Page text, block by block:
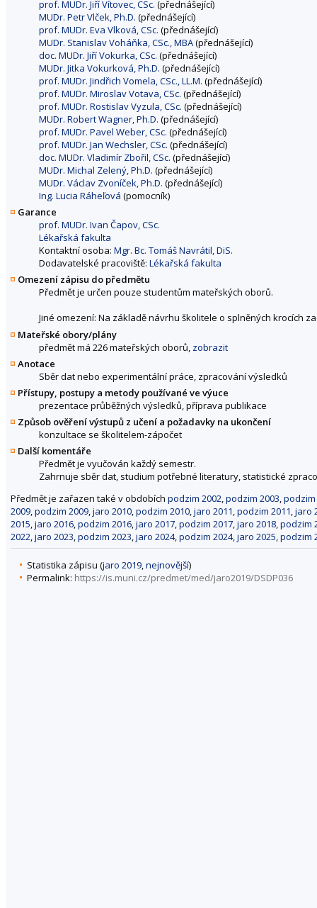
prof. MUDr. Jiří Vítovec, CSc. (přednášející)
MUDr. Petr Vlček, Ph.D. (přednášející)
prof. MUDr. Eva Vlková, CSc. (přednášející)
MUDr. Stanislav Voháňka, CSc., MBA(přednášející)
doc. MUDr. Jiří Vokurka, CSc. (přednášející)
MUDr. Jitka Vokurková, Ph.D. (přednášející)
prof. MUDr. Jindřich Vomela, CSc., LL.M. (přednášející)
prof. MUDr. Miroslav Votava, CSc. (přednášející)
prof. MUDr. Rostislav Vyzula, CSc. (přednášející)
MUDr. Robert Wagner, Ph.D. (přednášející)
prof. MUDr. Pavel Weber, CSc. (přednášející)
prof. MUDr. Jan Wechsler, CSc. (přednášející)
doc. MUDr. Vladimír Zbořil, CSc. (přednášející)
MUDr. Michal Zelený, Ph.D. (přednášející)
MUDr. Václav Zvoníček, Ph.D. (přednášející)
Ing. Lucia Ráheľová (pomocník)
Garance
prof. MUDr. Ivan Čapov, CSc.
Lékařská fakulta
Kontaktní osoba: Mgr. Bc. Tomáš Navrátil, DiS.
Dodavatelské pracoviště: Lékařská fakulta
Omezení zápisu do předmětu
Předmět je určen pouze studentům mateřských oborů.
Jiné omezení: Na základě návrhu školitele o splněných krocích
Mateřské obory/plány
předmět má 226 mateřských oborů, zobrazit
Anotace
Sběr dat nebo experimentální práce, zpracování výsledků
Přístupy, postupy a metody používané ve výuce
prezentace průběžných výsledků, příprava publikace
Způsob ověření výstupů z učení a požadavky na ukončení
konzultace se školitelem-zápočet
Další komentáře
Předmět je vyučován každý semestr.
Zahrnuje sběr dat, studium potřebné literatury, statistické
Předmět je zařazen také v obdobích podzim 2002,podzim 2003,podzim
2009,podzim 2009,jaro 2010,podzim 2010,jaro 2011,podzim 2011,jaro
2015,jaro 2016,podzim 2016,jaro 2017,podzim 2017,jaro 2018,podzim
2022,jaro 2023,podzim 2023,jaro 2024,podzim 2024,jaro 2025,podzim
Statistika zápisu (jaro 2019,nejnovější)
Permalink: https://is.muni.cz/predmet/med/jaro2019/DSDP036